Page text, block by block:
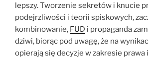
lepszy. Tworzenie sekretów i knucie
podejrzliwości i teorii spiskowych,
kombinowanie, FUD i propaganda
dziwi, biorąc pod uwagę, że na
opierają się decyzje w zakresie prawa